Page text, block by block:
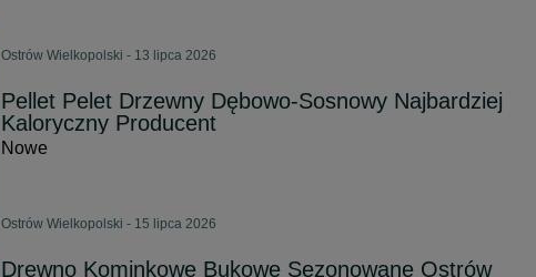
Ostrów Wielkopolski - 13 lipca 2026
Pellet Pelet Drzewny Dębowo-Sosnowy Najbardziej
Kaloryczny Producent
Nowe
Ostrów Wielkopolski - 15 lipca 2026
Drewno Kominkowe Bukowe Sezonowane Ostrów